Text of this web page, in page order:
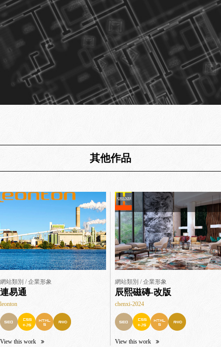
其他作品
網站類別 / 企業形象
連易通
leonton
View this work
網站類別 / 企業形象
辰熙磁磚-改版
chenxi-2024
View this work